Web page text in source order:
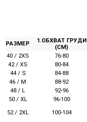
РАЗМЕР
1.ОБХВАТ ГРУДИ
(СМ)
40 / 2XS
76-80
42 / XS
80-84
44 / S
84-88
46 / M
88-92
48 / L
92-96
50 / XL
96-100
52 / 2XL
100-104